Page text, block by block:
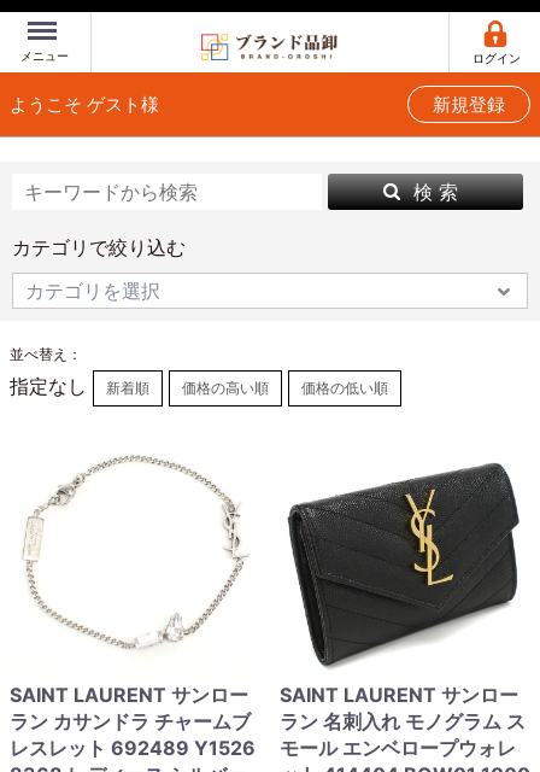
Menu
メニュー ログイン
ようこそ ゲスト様 新規登録
検 索
カテゴリで絞り込む
並べ替え：
指定なし 新着順 価格の高い順 価格の低い順
SAINT LAURENT サンロー
ラン カサンドラ チャームブ
レスレット 692489 Y1526
SAINT LAURENT サンロー
ラン 名刺入れ モノグラム ス
モール エンベロープウォレ